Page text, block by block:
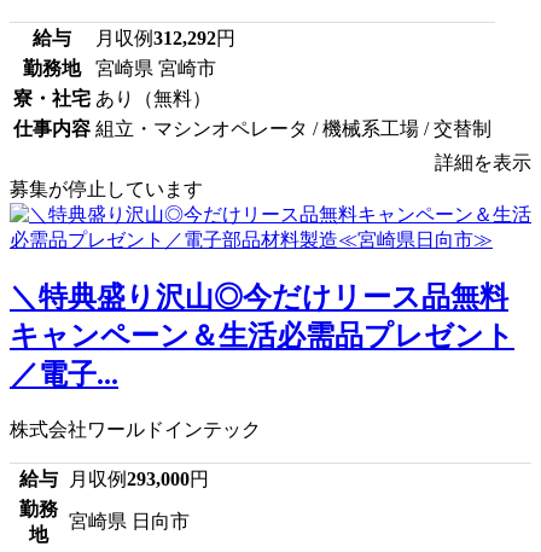
給与 月収例312,292円
勤務地
宮崎県 宮崎市
寮・社宅 あり（無料）
仕事内容 組立・マシンオペレータ / 機械系工場 / 交替制
詳細を表示
募集が停止しています
＼特典盛り沢山◎今だけリース品無料
キャンペーン＆生活必需品プレゼント
／電子...
株式会社ワールドインテック
給与 月収例293,000円
勤務
地
宮崎県 日向市